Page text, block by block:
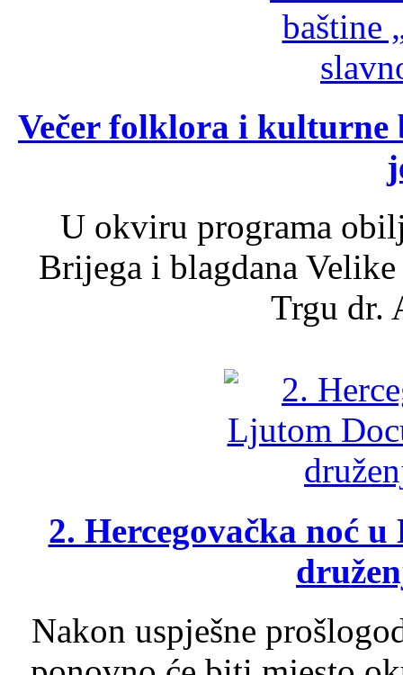
Večer folklora i kulturne
U okviru programa
Brijega i blagdana
Trgu dr.
2. Hercegovačka noć
Nakon uspješne